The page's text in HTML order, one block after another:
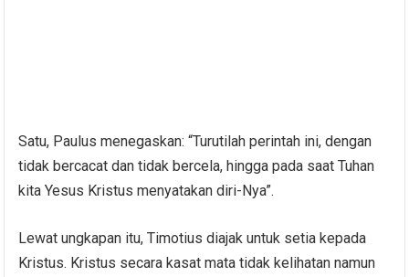
Satu, Paulus menegaskan: “Turutilah perintah ini, dengan
tidak bercacat dan tidak bercela, hingga pada saat Tuhan
kita Yesus Kristus menyatakan diri-Nya”.
Lewat ungkapan itu, Timotius diajak untuk setia kepada
Kristus. Kristus secara kasat mata tidak kelihatan namun